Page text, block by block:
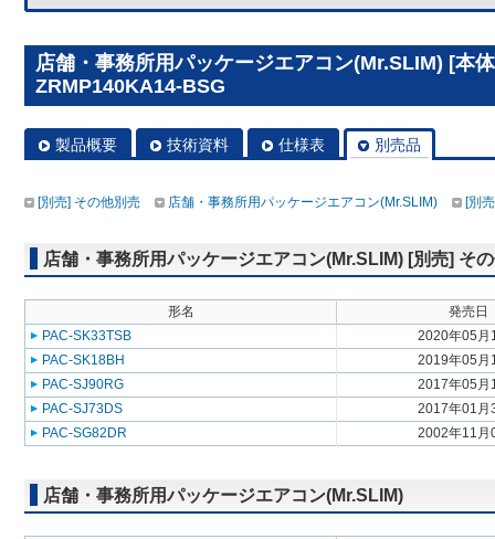
店舗・事務所用パッケージエアコン(Mr.SLIM) [本
ZRMP140KA14-BSG
製品概要 技術資料 仕様表 別売品
[別売] その他別売 店舗・事務所用パッケージエアコン(Mr.SLIM) [別
店舗・事務所用パッケージエアコン(Mr.SLIM) [別売] そ
形名
発売日
PAC-SK33TSB
2020年05月
PAC-SK18BH
2019年05月
PAC-SJ90RG
2017年05月
PAC-SJ73DS
2017年01月
PAC-SG82DR
2002年11月
店舗・事務所用パッケージエアコン(Mr.SLIM)